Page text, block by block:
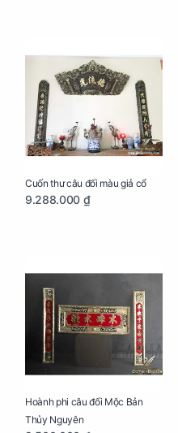
Cuốn thư câu đối màu giả cổ
9.288.000 ₫
Hoành phi câu đối Mộc Bản
Thủy Nguyên